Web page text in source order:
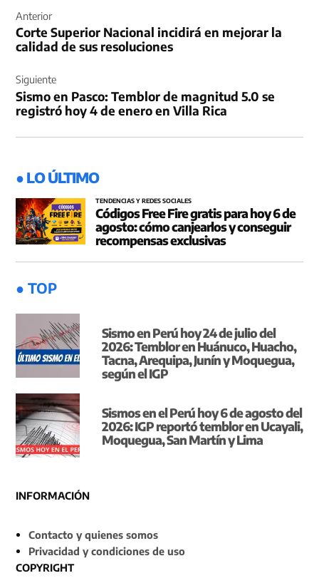
de
entradas
Anterior
Corte Superior Nacional incidirá en mejorar la
calidad de sus resoluciones
Siguiente
Sismo en Pasco: Temblor de magnitud 5.0 se
registró hoy 4 de enero en Villa Rica
● LO ÚLTIMO
TENDENCIAS Y REDES SOCIALES
Códigos Free Fire gratis para hoy 6 de
agosto: cómo canjearlos y conseguir
recompensas exclusivas
● TOP
Sismo en Perú hoy 24 de julio del
2026: Temblor en Huánuco, Huacho,
Tacna, Arequipa, Junín y Moquegua,
según el IGP
Sismos en el Perú hoy 6 de agosto del
2026: IGP reportó temblor en Ucayali,
Moquegua, San Martín y Lima
INFORMACIÓN
Contacto y quienes somos
Privacidad y condiciones de uso
COPYRIGHT